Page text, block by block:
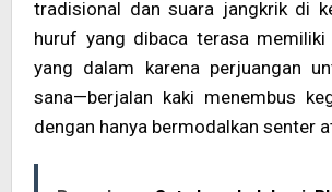
tradisional dan suara jangkrik di
huruf yang dibaca terasa
yang dalam karena perjuangan
sana—berjalan kaki menembus
dengan hanya bermodalkan senter